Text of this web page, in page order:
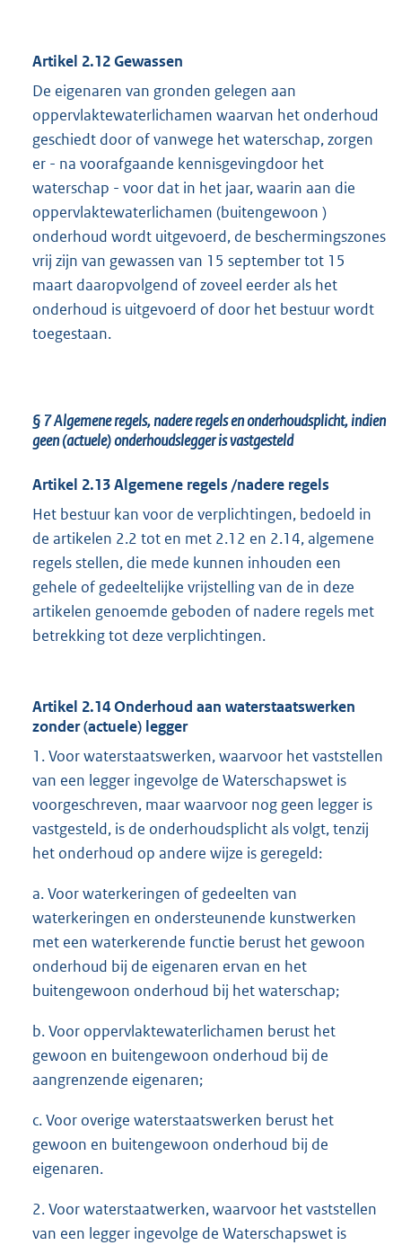
Artikel 2.12 Gewassen
De eigenaren van gronden gelegen aan
oppervlaktewaterlichamen waarvan het onderhoud
geschiedt door of vanwege het waterschap, zorgen
er - na voorafgaande kennisgevingdoor het
waterschap - voor dat in het jaar, waarin aan die
oppervlaktewaterlichamen (buitengewoon )
onderhoud wordt uitgevoerd, de beschermingszones
vrij zijn van gewassen van 15 september tot 15
maart daaropvolgend of zoveel eerder als het
onderhoud is uitgevoerd of door het bestuur wordt
toegestaan.
§ 7 Algemene regels, nadere regels en onderhoudsplicht, indien
geen (actuele) onderhoudslegger is vastgesteld
Artikel 2.13 Algemene regels /nadere regels
Het bestuur kan voor de verplichtingen, bedoeld in
de artikelen 2.2 tot en met 2.12 en 2.14, algemene
regels stellen, die mede kunnen inhouden een
gehele of gedeeltelijke vrijstelling van de in deze
artikelen genoemde geboden of nadere regels met
betrekking tot deze verplichtingen.
Artikel 2.14 Onderhoud aan waterstaatswerken
zonder (actuele) legger
1. Voor waterstaatswerken, waarvoor het vaststellen
van een legger ingevolge de Waterschapswet is
voorgeschreven, maar waarvoor nog geen legger is
vastgesteld, is de onderhoudsplicht als volgt, tenzij
het onderhoud op andere wijze is geregeld:
a. Voor waterkeringen of gedeelten van
waterkeringen en ondersteunende kunstwerken
met een waterkerende functie berust het gewoon
onderhoud bij de eigenaren ervan en het
buitengewoon onderhoud bij het waterschap;
b. Voor oppervlaktewaterlichamen berust het
gewoon en buitengewoon onderhoud bij de
aangrenzende eigenaren;
c. Voor overige waterstaatswerken berust het
gewoon en buitengewoon onderhoud bij de
eigenaren.
2. Voor waterstaatwerken, waarvoor het vaststellen
van een legger ingevolge de Waterschapswet is